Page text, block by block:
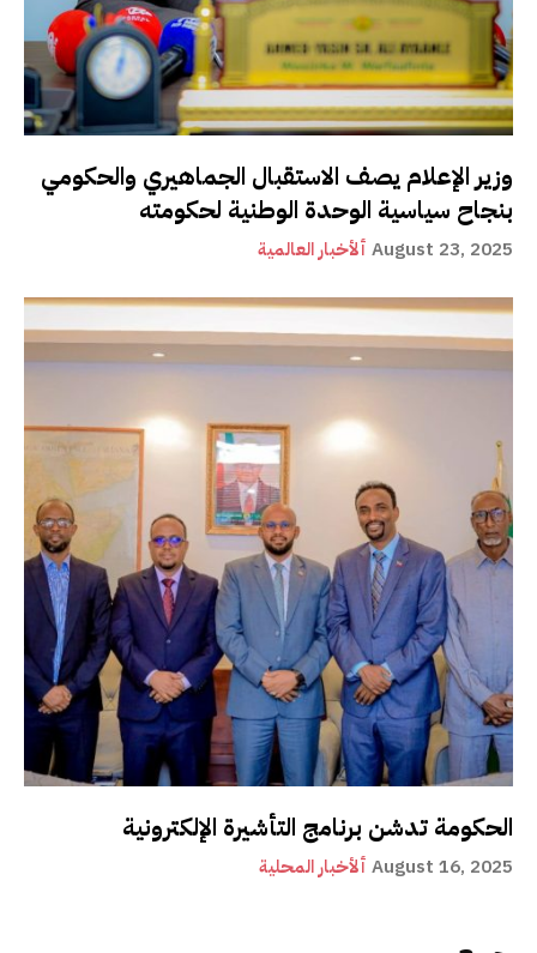
وزير الإعلام يصف الاستقبال الجماهيري والحكومي
بنجاح سياسية الوحدة الوطنية لحكومته
ألأخبار العالمية August 23, 2025
الحكومة تدشن برنامج التأشيرة الإلكترونية
ألأخبار المحلية August 16, 2025